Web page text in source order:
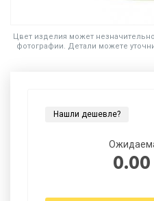
Цвет изделия может
фотографии. Детали можете
Нашли дешевле?